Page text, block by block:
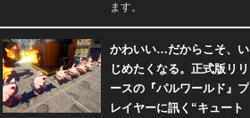
ます。
かわいい…だからこそ、い
じめたくなる。正式版リリ
ースの『パルワールド』プ
レイヤーに訊く“キュート